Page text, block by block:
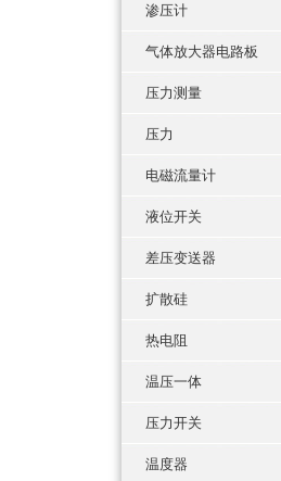
渗压计
气体放大器电路板
压力测量
压力
电磁流量计
液位开关
差压变送器
扩散硅
热电阻
温压一体
压力开关
温度器